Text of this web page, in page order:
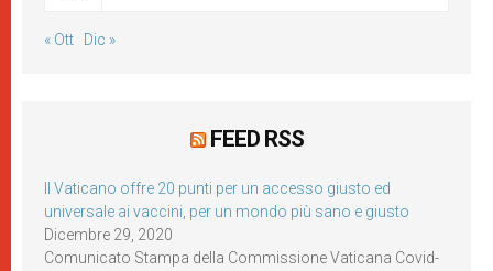
« Ott Dic »
FEED RSS
Il Vaticano offre 20 punti per un accesso giusto ed
universale ai vaccini, per un mondo più sano e giusto
Dicembre 29, 2020
Comunicato Stampa della Commissione Vaticana Covid-